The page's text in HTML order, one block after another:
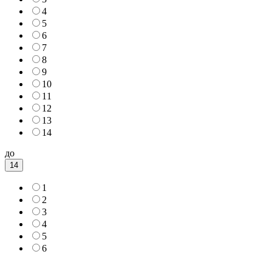
4
5
6
7
8
9
10
11
12
13
14
до
14
1
2
3
4
5
6